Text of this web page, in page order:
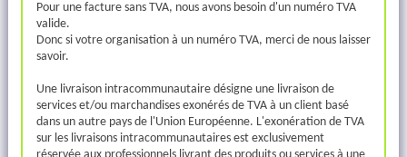
Pour une facture sans TVA, nous avons besoin d'un numéro TVA
valide.
Donc si votre organisation à un numéro TVA, merci de nous laisser
savoir.
Une livraison intracommunautaire désigne une livraison de
services et/ou marchandises exonérés de TVA à un client basé
dans un autre pays de l'Union Européenne. L'exonération de TVA
sur les livraisons intracommunautaires est exclusivement